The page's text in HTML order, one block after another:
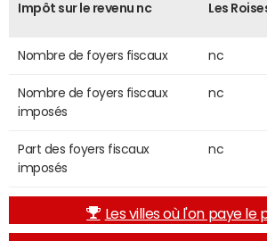
Impôt sur le revenu nc Les
Nombre de foyers fiscaux nc
Nombre de foyers fiscaux
imposés
nc
Part des foyers fiscaux
imposés
nc
Les villes où l'on paye le